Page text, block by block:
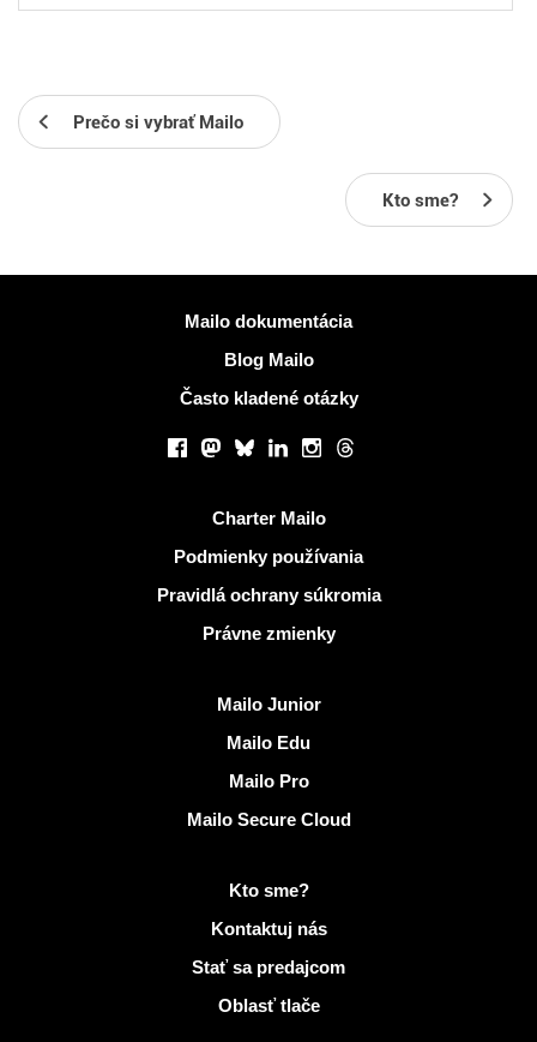
Prečo si vybrať Mailo
Kto sme?
Mailo dokumentácia
Blog Mailo
Často kladené otázky
Facebook
Mastodon
BlueskyLinkedInInstagram
Threads
Charter Mailo
Podmienky používania
Pravidlá ochrany súkromia
Právne zmienky
Mailo Junior
Mailo Edu
Mailo Pro
Mailo Secure Cloud
Kto sme?
Kontaktuj nás
Stať sa predajcom
Oblasť tlače